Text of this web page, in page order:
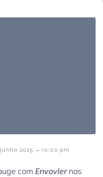
junho 2025 - 10:00 pm
com Envovler nas